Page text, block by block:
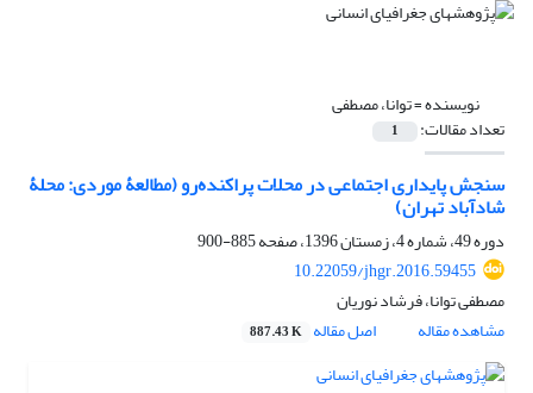
نویسنده =توانا، مصطفی
تعداد مقالات: 1
سنجش پایداری اجتماعی در محلات پراکنده‌رو (مطالعۀ موردی: محلۀ
شادآباد تهران)
دوره 49، شماره 4، زمستان 1396، صفحه
885-900
10.22059/jhgr.2016.59455
مصطفی توانا، فرشاد نوریان
مشاهده مقاله
اصل مقاله 887.43 K